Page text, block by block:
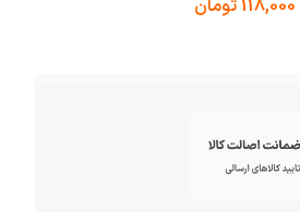
118,000تومان